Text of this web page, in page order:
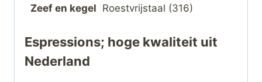
Zeef en kegel Roestvrijstaal (316)
Espressions; hoge kwaliteit uit
Nederland